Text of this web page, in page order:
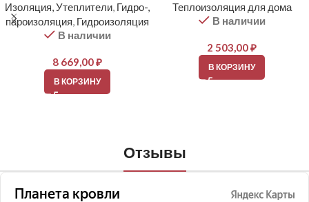
Изоляция, Утеплители, Гидро-,
пароизоляция, Гидроизоляция
В наличии
8 669,00₽
В КОРЗИНУ
Теплоизоляция для дома
В наличии
2 503,00₽
В КОРЗИНУ
Отзывы